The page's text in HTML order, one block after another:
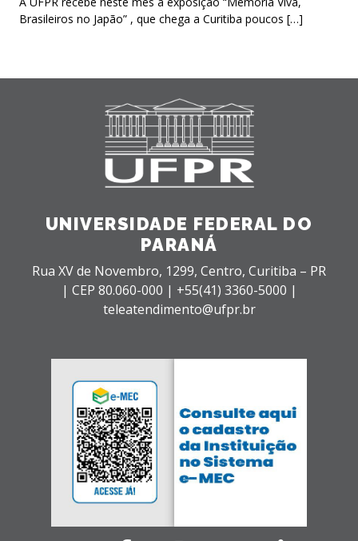
Brasileiros no Japão” , que chega a Curitiba poucos […]
UNIVERSIDADE FEDERAL DO
PARANÁ
Rua XV de Novembro, 1299, Centro, Curitiba – PR
| CEP 80.060-000 | +55(41) 3360-5000 |
teleatendimento@ufpr.br